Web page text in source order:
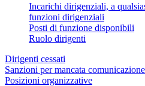
Incarichi dirigenziali, a
funzioni dirigenziali
Posti di funzione disponibili
Ruolo dirigenti
Dirigenti cessati
Sanzioni per mancata
Posizioni organizzative